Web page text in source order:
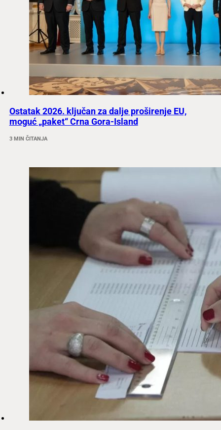
Ostatak 2026. ključan za dalje proširenje EU,
moguć „paket“ Crna Gora-Island
3 MIN ČITANJA